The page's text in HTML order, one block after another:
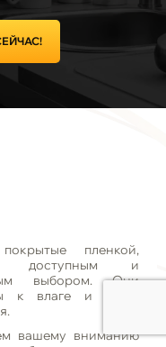
пленкой,
доступным и
выбором. Они
к влаге и легко
вашему вниманию